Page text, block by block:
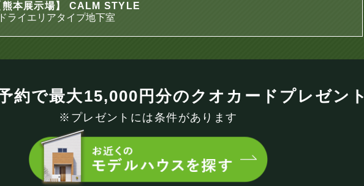
熊本展示場】 CALM STYLE
ドライエリアタイプ地下室
約で最大15,000円分のクオカードプレゼント
※プレゼントには条件があります